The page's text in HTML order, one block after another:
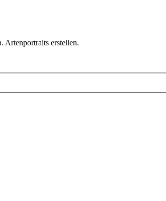
Artenportraits erstellen.